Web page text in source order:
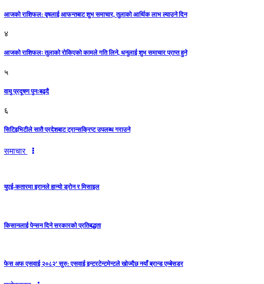
आजकाे राशिफल: वृषलाई आफन्तबाट शुभ समाचार, तुलाकाे आर्थिक लाभ ल्याउने दिन
४
आजको राशिफलः तुलाकाे रोकिएको कामले गति लिने, धनुलाई शुभ समाचार प्राप्त हुने
५
वायु प्रदूषण पुनःबढ्दै
६
सिटिइभिटीले सातै प्रदेशबाट ट्रान्सक्रिप्ट उपलब्ध गराउने
समाचार
युएई-कतारमा इरानले हान्यो ड्रोन र मिसाइल
किसानलाई पेन्सन दिने सरकारको प्रतिबद्धता
फेस अफ एसवाई २०८२’ सुरु: एसवाई इन्टरटेन्टमेन्टले खोज्दैछ नयाँ ब्रान्ड एम्बेसडर